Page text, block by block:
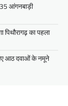
आंगनबाड़ी
पिथौरागढ़ का पहला
आठ दवाओं के नमूने